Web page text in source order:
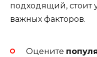
подходящий, стоит
важных факторов.
Оцените